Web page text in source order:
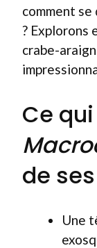
comment
? Explorons
crabe-
Ce
de
Une